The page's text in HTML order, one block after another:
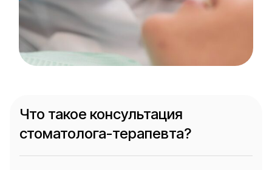
Что такое консультация
стоматолога-терапевта?